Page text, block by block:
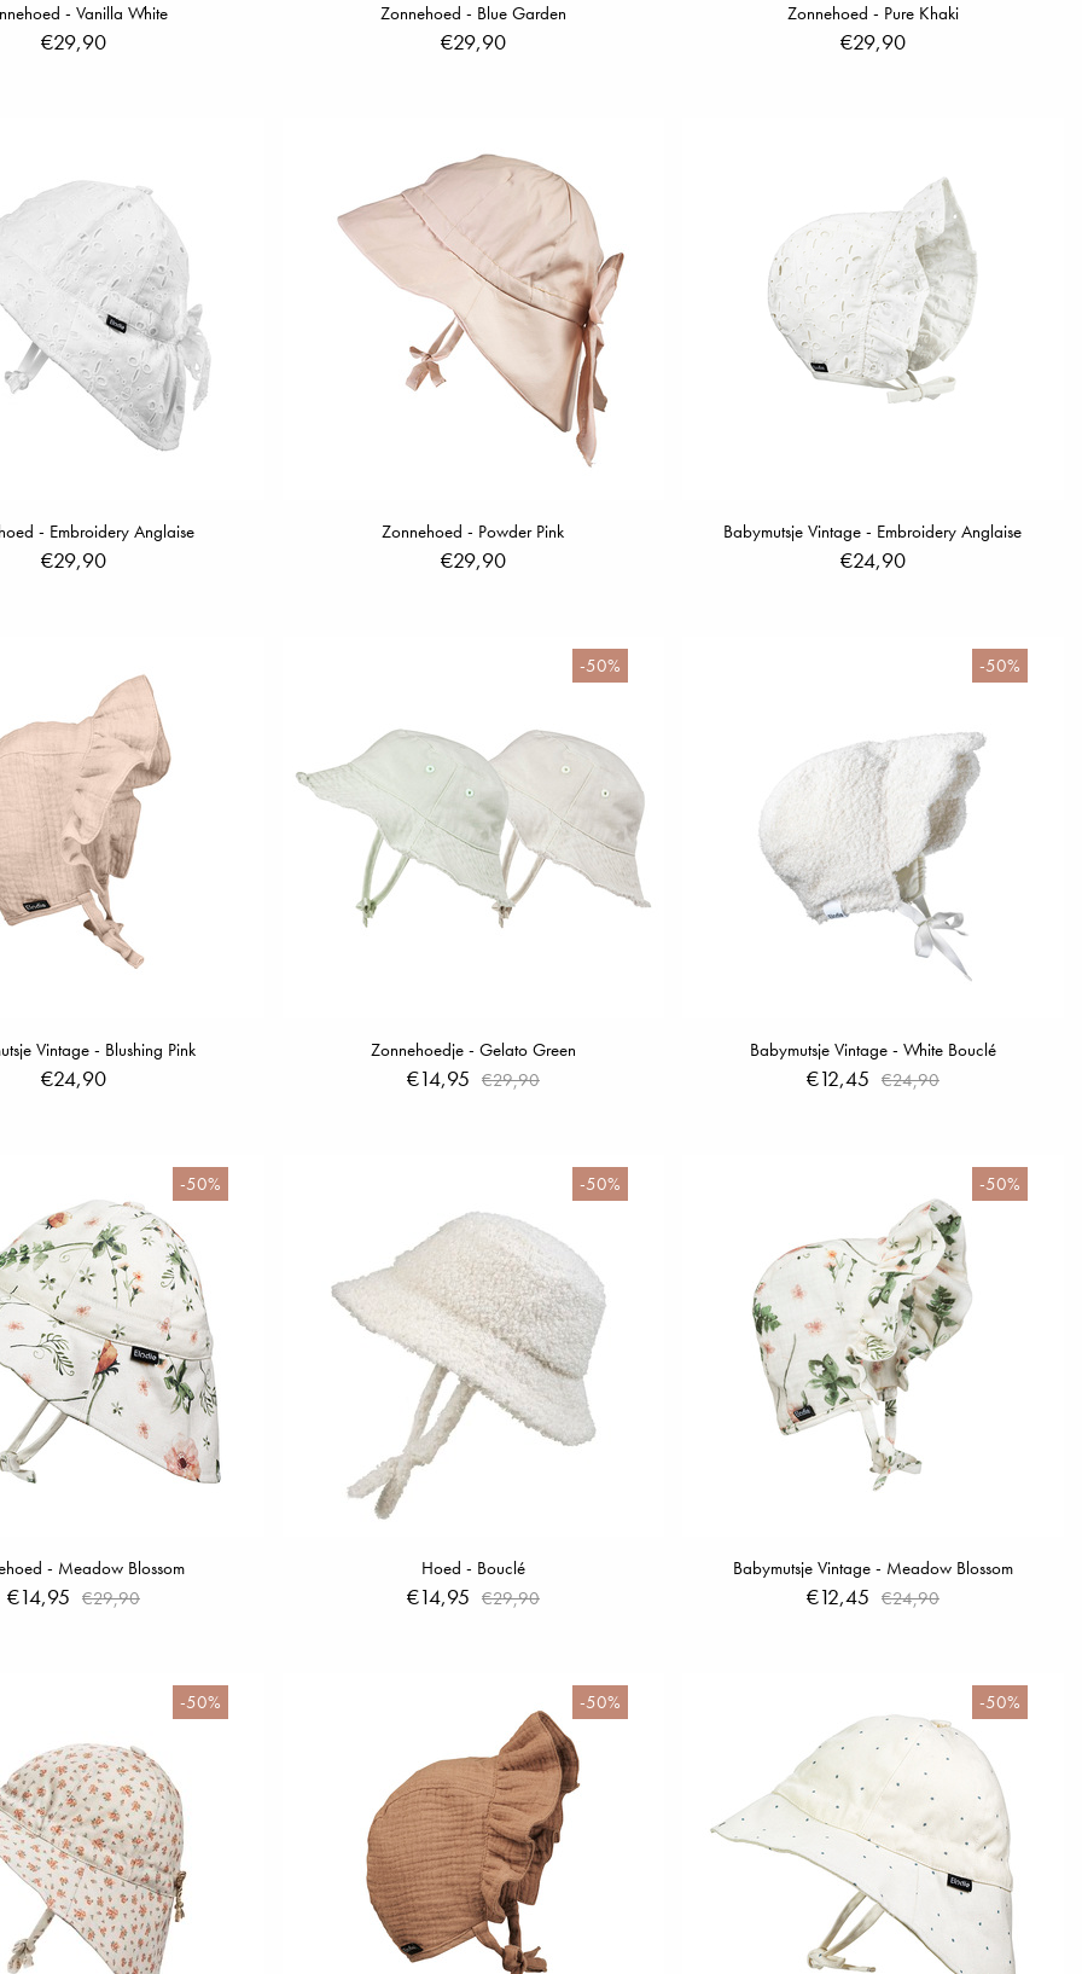
- Vanilla White
€29,90
Zonnehoed - Blue Garden
€29,90
Zonnehoed - Pure Khaki
€29,90
- Embroidery Anglaise
€29,90
Zonnehoed - Powder Pink
€29,90
Babymutsje Vintage - Embroidery Anglaise
€24,90
Vintage - Blushing Pink
€24,90
-50%
Zonnehoedje - Gelato Green
€14,95 €29,90
-50%
Babymutsje Vintage - White Bouclé
€12,45 €24,90
-50%
- Meadow Blossom
€14,95 €29,90
-50%
Hoed - Bouclé
€14,95 €29,90
-50%
Babymutsje Vintage - Meadow Blossom
€12,45 €24,90
-50% -50% -50%